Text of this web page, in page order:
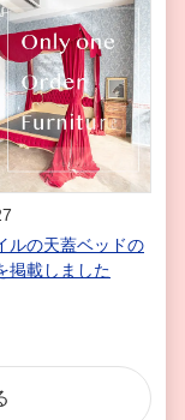
ルの天蓋ベッドの
掲載しました